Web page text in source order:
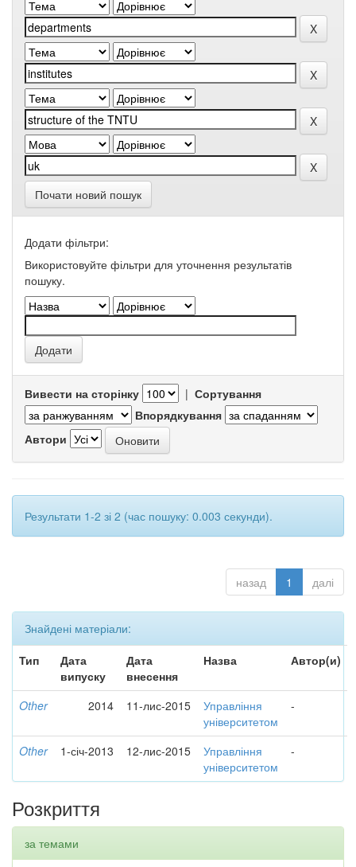
Почати новий пошук
Додати фільтри:
Використовуйте фільтри для уточнення результатів
пошуку.
Вивести на сторінку | Сортування
Впорядкування
Автори
Результати 1-2 зі 2 (час пошуку: 0.003 секунди).
назад 1 далі
Знайдені матеріали:
Тип
Дата
випуску
Дата
внесення
Назва Автор(и)
Other 2014 11-лис-2015
Управління
університетом
-
Other 1-січ-2013 12-лис-2015
Управління
університетом
-
Розкриття
за темами